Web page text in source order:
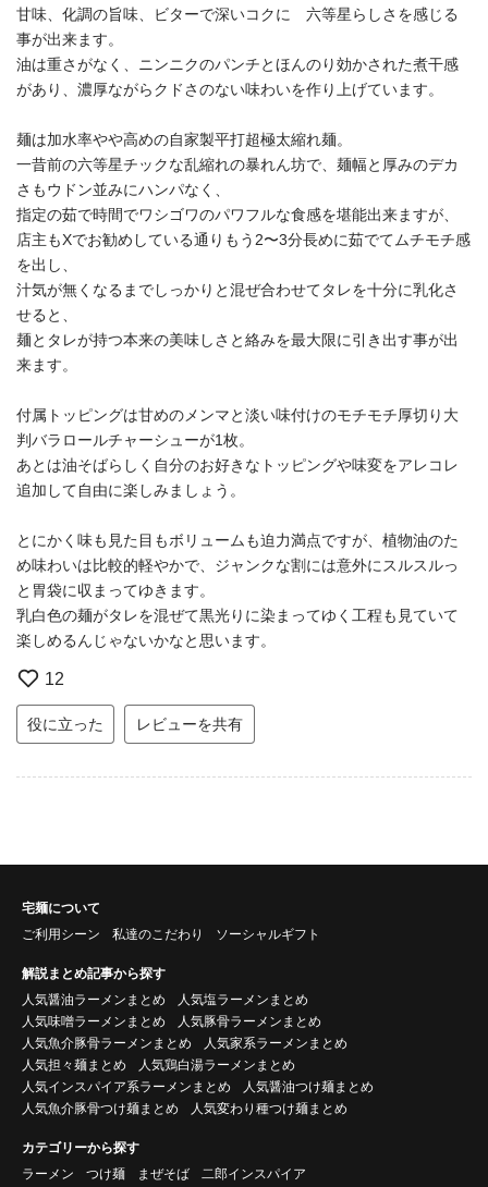
甘味、化調の旨味、ビターで深いコクに゙六等星らしさを感じる
事が出来ます。
油は重さがなく、ニンニクのパンチとほんのり効かされた煮干感
があり、濃厚ながらクドさのない味わいを作り上げています。
麺は加水率やや高めの自家製平打超極太縮れ麺。
一昔前の六等星チックな乱縮れの暴れん坊で、麺幅と厚みのデカ
さもウドン並みにハンパなく、
指定の茹で時間でワシゴワのパワフルな食感を堪能出来ますが、
店主もXでお勧めしている通りもう2〜3分長めに茹でてムチモチ感
を出し、
汁気が無くなるまでしっかりと混ぜ合わせてタレを十分に乳化さ
せると、
麺とタレが持つ本来の美味しさと絡みを最大限に引き出す事が出
来ます。
付属トッピングは甘めのメンマと淡い味付けのモチモチ厚切り大
判バラロールチャーシューが1枚。
あとは油そばらしく自分のお好きなトッピングや味変をアレコレ
追加して自由に楽しみましょう。
とにかく味も見た目もボリュームも迫力満点ですが、植物油のた
め味わいは比較的軽やかで、ジャンクな割には意外にスルスルっ
と胃袋に収まってゆきます。
乳白色の麺がタレを混ぜて黒光りに染まってゆく工程も見ていて
楽しめるんじゃないかなと思います。
12
役に立った レビューを共有
宅麺について
ご利用シーン
私達のこだわり ソーシャルギフト
解説まとめ記事から探す
人気醤油ラーメンまとめ
人気塩ラーメンまとめ
人気味噌ラーメンまとめ
人気豚骨ラーメンまとめ
人気魚介豚骨ラーメンまとめ
人気家系ラーメンまとめ
人気担々麺まとめ
人気鶏白湯ラーメンまとめ
人気インスパイア系ラーメンまとめ
人気醤油つけ麺まとめ
人気魚介豚骨つけ麺まとめ
人気変わり種つけ麺まとめ
カテゴリーから探す
ラーメン
つけ麺 まぜそば
二郎インスパイア